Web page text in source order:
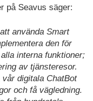
på Seavus säger:
använda Smart
den för
interna funktioner;
av tjänsteresor.
digitala ChatBot
och få vägledning.